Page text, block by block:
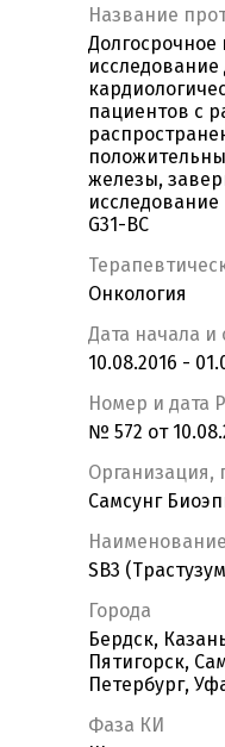
Название
пациентов с
железы,
исследование
G31-BC
Онкология
Дата начала и
10.08.2016 -
Номер и дата
№ 572 от
Организация,
Самсунг
SB3
Города
Бердск,
Пятигорск,
Петербург,
Фаза КИ